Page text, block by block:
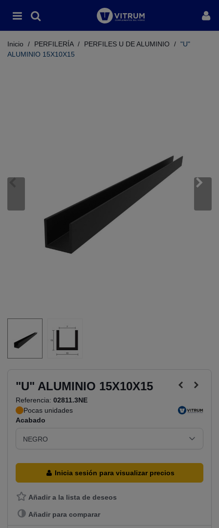
Inicio / PERFILERÍA / PERFILES U DE ALUMINIO / "U"
ALUMINIO 15X10X15
"U" ALUMINIO 15X10X15
Referencia: 02811.3NE
Pocas unidades
Acabado
Inicia sesión para visualizar precios
Añadir a la lista de deseos
Añadir para comparar